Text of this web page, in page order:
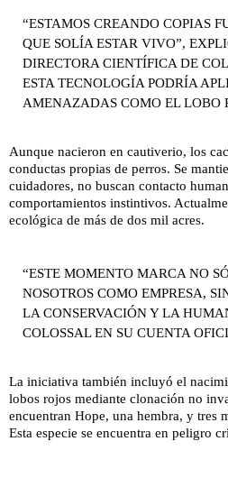
“ESTAMOS CREANDO COPIAS
QUE SOLÍA ESTAR VIVO”,
DIRECTORA CIENTÍFICA DE
ESTA TECNOLOGÍA PODRÍA
AMENAZADAS COMO EL LOBO
Aunque nacieron en cautiverio, los
conductas propias de perros. Se
cuidadores, no buscan contacto
comportamientos instintivos.
ecológica de más de dos mil acres.
“ESTE MOMENTO MARCA NO
NOSOTROS COMO EMPRESA,
LA CONSERVACIÓN Y LA
COLOSSAL EN SU CUENTA
La iniciativa también incluyó el
lobos rojos mediante clonación no
encuentran Hope, una hembra, y tres
Esta especie se encuentra en peligro